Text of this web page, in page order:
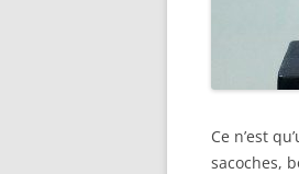
Ce n’est
sacoches,